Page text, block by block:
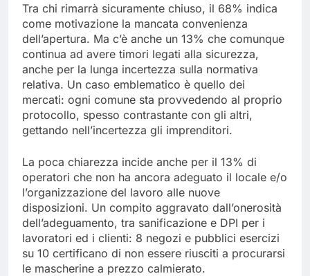
Tra chi rimarrà sicuramente chiuso, il 68% indica
come motivazione la mancata convenienza
dell’apertura. Ma c’è anche un 13% che comunque
continua ad avere timori legati alla sicurezza,
anche per la lunga incertezza sulla normativa
relativa. Un caso emblematico è quello dei
mercati: ogni comune sta provvedendo al proprio
protocollo, spesso contrastante con gli altri,
gettando nell’incertezza gli imprenditori.
La poca chiarezza incide anche per il 13% di
operatori che non ha ancora adeguato il locale e/o
l’organizzazione del lavoro alle nuove
disposizioni. Un compito aggravato dall’onerosità
dell’adeguamento, tra sanificazione e DPI per i
lavoratori ed i clienti: 8 negozi e pubblici esercizi
su 10 certificano di non essere riusciti a procurarsi
le mascherine a prezzo calmierato.